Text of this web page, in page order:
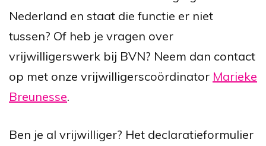
Nederland en staat die functie er niet
tussen? Of heb je vragen over
vrijwilligerswerk bij BVN? Neem dan contact
op met onze vrijwilligerscoördinator Marieke
Breunesse.
Ben je al vrijwilliger? Het declaratieformulier